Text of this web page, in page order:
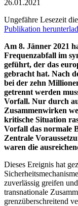
26.01.2021
Ungefähre Lesezeit
Publikation
Am 8. Jänner 2021
Frequenzabfall im
geführt, der das
gebracht hat. Nach
bei der zehn
getrennt werden
Vorfall. Nur durch
Zusammenwirken
kritische Situation
Vorfall das normale
Zentrale
waren die
Dieses Ereignis hat
zuverlässig greifen
transnationale
grenzüberschreitend